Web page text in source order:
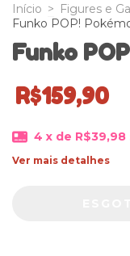
Início > Figures e
Funko POP!
Funko
R$159,90
4 x de R$39,98
Ver mais detalhes